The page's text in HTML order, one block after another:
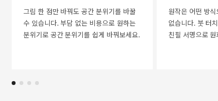
그림 한 점만 바꿔도 공간 분위기를 바꿀
수 있습니다. 부담 없는 비용으로 원하는
분위기로 공간 분위기를 쉽게 바꿔보세요.
원작은 어떤 방
없습니다. 붓 터
친필 서명으로